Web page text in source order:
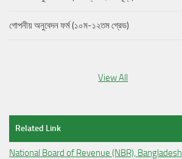
গোপনীয় অনুবেদন ফর্ম (১০ম-১২তম গ্রেড)
View All
Related Link
National Board of Revenue (NBR), Bangladesh